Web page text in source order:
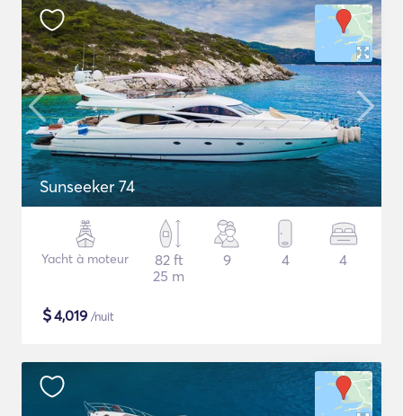
Sunseeker 74
Yacht à moteur
82 ft
25 m
9 4 4
$4,019 /nuit